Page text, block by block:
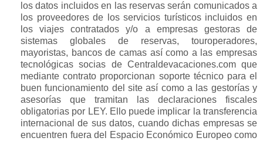
los datos incluidos en las reservas serán comunicados a
los proveedores de los servicios turísticos incluidos en
los viajes contratados y/o a empresas gestoras de
sistemas globales de reservas, touroperadores,
mayoristas, bancos de camas así como a las empresas
tecnológicas socias de Centraldevacaciones.com que
mediante contrato proporcionan soporte técnico para el
buen funcionamiento del site así como a las gestorías y
asesorías que tramitan las declaraciones fiscales
obligatorias por LEY. Ello puede implicar la transferencia
internacional de sus datos, cuando dichas empresas se
encuentren fuera del Espacio Económico Europeo como